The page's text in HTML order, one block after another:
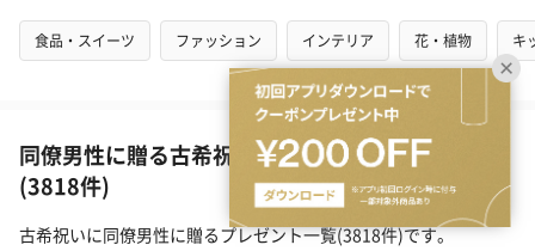
食品・スイーツ ファッション インテリア 花・植物 キ
同僚男性に贈る古希祝いギフトの人気ランキング
(3818件)
古希祝いに同僚男性に贈るプレゼント一覧(3818件)です。